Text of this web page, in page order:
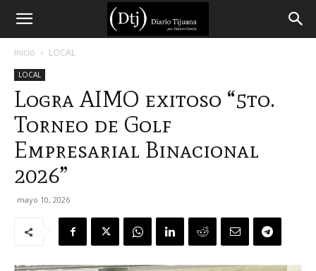
Diario
Tijuana
Inicio LOCAL
LOCAL
Logra AIMO exitoso “5to.
Torneo de Golf
Empresarial Binacional
2026”
mayo 10, 2026